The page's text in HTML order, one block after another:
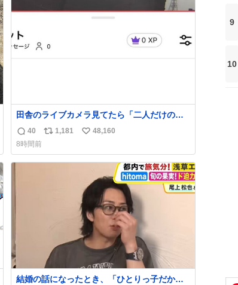
ト
数
田舎のライブカメラ見てたら「二人だけの世
界」を発見した
返
信
数
40
リ
ス
1,181
い
ね
48,160
8時間前
結婚の話になったとき、「ひとりっ子だから
9
10